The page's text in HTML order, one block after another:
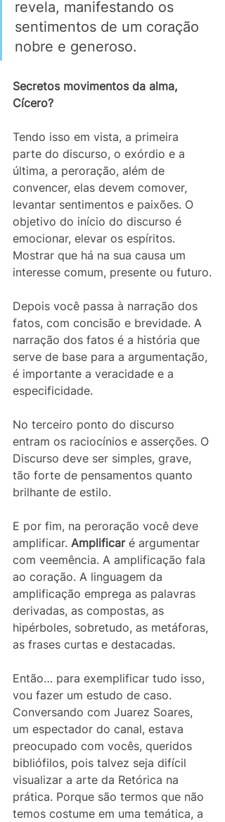
revela, manifestando os
sentimentos de um coração
nobre e generoso.
Secretos movimentos da alma,
Cícero?
Tendo isso em vista, a primeira
parte do discurso, o exórdio e a
última, a peroração, além de
convencer, elas devem comover,
levantar sentimentos e paixões. O
objetivo do início do discurso é
emocionar, elevar os espíritos.
Mostrar que há na sua causa um
interesse comum, presente ou futuro.
Depois você passa à narração dos
fatos, com concisão e brevidade. A
narração dos fatos é a história que
serve de base para a argumentação,
é importante a veracidade e a
especificidade.
No terceiro ponto do discurso
entram os raciocínios e asserções. O
Discurso deve ser simples, grave,
tão forte de pensamentos quanto
brilhante de estilo.
E por fim, na peroração você deve
amplificar. Amplificar é argumentar
com veemência. A amplificação fala
ao coração. A linguagem da
amplificação emprega as palavras
derivadas, as compostas, as
hipérboles, sobretudo, as metáforas,
as frases curtas e destacadas.
Então… para exemplificar tudo isso,
vou fazer um estudo de caso.
Conversando com Juarez Soares,
um espectador do canal, estava
preocupado com vocês, queridos
bibliófilos, pois talvez seja difícil
visualizar a arte da Retórica na
prática. Porque são termos que não
temos costume em uma temática, a